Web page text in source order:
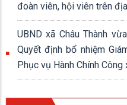
đoàn viên, hội viên trên
UBND xã Châu Thành
Quyết định bổ nhiệm
Phục vụ Hành Chính Công